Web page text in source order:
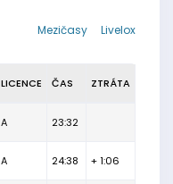
Livelox
Mezičasy
LICENCE ČAS ZTRÁTA
A 23:32
A 24:38 + 1:06